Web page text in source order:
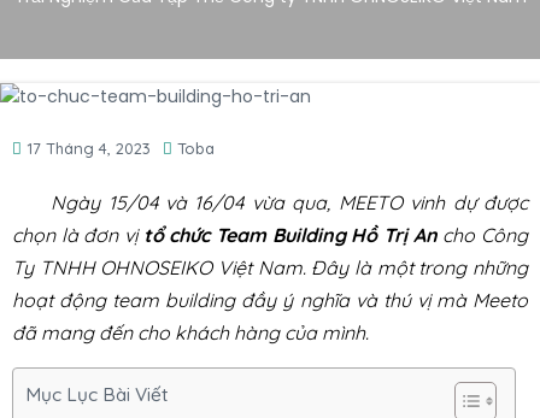
17 Tháng 4, 2023 Toba
Ngày 15/04 và 16/04 vừa qua, MEETO vinh dự được
chọn là đơn vị tổ chức Team Building Hồ Trị Ancho Công
Ty TNHH OHNOSEIKO Việt Nam. Đây là một trong những
hoạt động team building đầy ý nghĩa và thú vị mà Meeto
đã mang đến cho khách hàng của mình.
Mục Lục Bài Viết